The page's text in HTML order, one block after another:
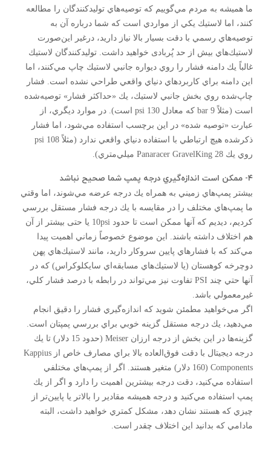
ما هميشه به مردم مي‌گوييم كه توصيه‌هاي توليدكنندگان را مطالعه
كنند، اما لاستيك يكي از مواردي است كه شما درباره آن به
توصيه‌هاي رسمي با دقت بسيار بالا نياز داريد، درغير اين‌صورت
لاستيك‌هاي بيش از حد پُربادی خواهید داشت. توليدكنندگان لاستيك
غالباً يك دامنه فشار را روي ديواره جانبي لاستيك چاپ مي‌كنند، اما
اين دامنه براي كاربردهاي دنياي واقعي طراحي نشده است. فشار
چاپ‌شده روي بخش جانبي لاستيك، يك «حداكثر فشار» توصيه‌شده
است (مثلاً 9 bar كه معادل 130 psi است). در موارد ديگري، از
عبارت «توصيه شده» در اين برچسب استفاده مي‌شود، اما فشار
ذكرشده هيچ ارتباطي با استفاده دنياي واقعي ندارد (مثلاً 108 psi
روي يك Panaracer GravelKing 28 ميلي‌متري).
۴- ممكن است اندازه‌گيري درجه پمپ شما صحيح نباشد
بیشتر پمپ‌هاي زميني به همراه يك درجه عرضه مي‌شوند، اما وقتي
ما پمپ‌هاي مختلف را در مقايسه با يك درجه فشار مستقل بررسي
كرديم، ديديم كه آنها ممکن است تا حدود 10psi یا حتی بیشتر از آن
هم اختلاف داشته باشند. اين موضوع خصوصاً زماني اهميت پيدا
مي‌كند كه با فشارهاي پايين سروكار داريد، مانند لاستيك‌هاي پهن
دوچرخه كوهستان (يا لاستيك‌هاي مسابقه‌اي سايكلوكراس) كه در
آنها حتي چند PSI تفاوت نيز مي‌تواند در رابطه با درصد فشار كلي،
غيرمعمولي باشد.
اگر مي‌خواهيد مطمئن شويد كه اندازه‌گيري فشار را دقيق انجام
مي‌دهيد، يك درجه مستقل گزينه خوبي براي بررسي پمپتان است.
گزينه‌ها در اين بخش از درجه ارزان Meiser (حدود 15 دلار) تا يك
درجه ديجيتال با دقت فوق‌العاده بالا براي مصارف خاص از Kappius
Components (160 دلار) متغير هستند. اگر از پمپ‌هاي مختلفي
استفاده مي‌كنيد، دقت درجه بيشترين اهميت را دارد و اگر از يك
پمپ استفاده مي‌كنيد و درجه هميشه مقادير را بالاتر يا پايين‌تر از
چيزي كه هستند نشان دهد، مشكل كمتري خواهيد داشت، البته
مادامي كه بدانيد اين اختلاف چقدر است.